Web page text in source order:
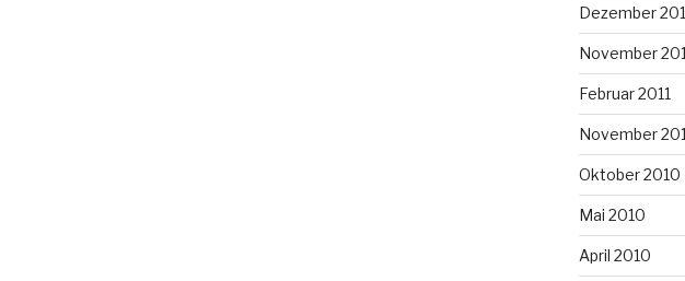
Dezember
November
Februar 2011
November
Oktober 2010
Mai 2010
April 2010